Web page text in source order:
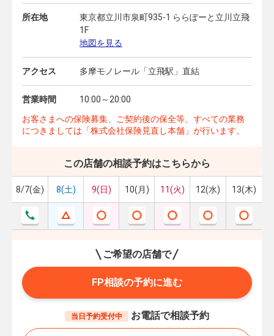
所在地
東京都立川市泉町935-1 ららぽーと立川立飛
1F
地図を見る
アクセス 多摩モノレール「立飛駅」直結
営業時間
10:00～20:00
お客さまへの保険募集、ご契約後の保全等、すべての業務
につきましては「株式会社保険見直し本舗」が行います。
この店舗の相談予約はこちらから
8/7(金) 8(土) 9(日) 10(月) 11(火) 12(水) 13(木)
ご希望の店舗で
FP相談の予約に進む
当日予約受付中 お電話で相談予約